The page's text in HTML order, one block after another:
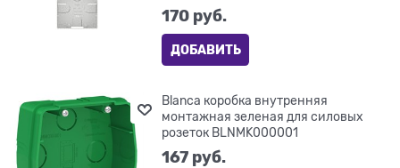
170 руб.
ДОБАВИТЬ
Blanca коробка внутренняя
монтажная зеленая для силовых
розеток BLNMK000001
167 руб.